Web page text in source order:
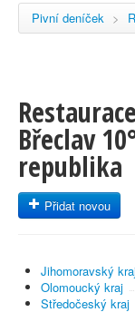
Pivní deníček >
Břeclav
republika
Přidat novou
Jihomoravský
Olomoucký kraj
Středočeský kraj